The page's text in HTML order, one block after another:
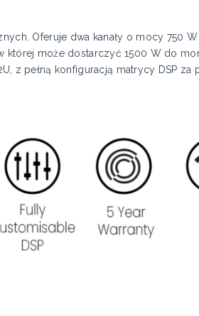
Oferuje dwa kanały o mocy 750
może dostarczyć 1500 W do
z pełną konfiguracją matrycy DSP za